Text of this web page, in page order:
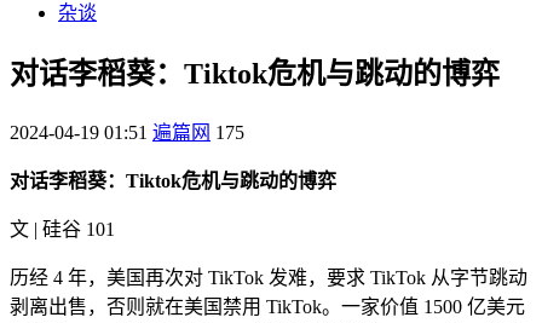
杂谈
​对话李稻葵：Tiktok危机与跳动的博弈
2024-04-19 01:51 遍篇网 175
对话李稻葵：Tiktok危机与跳动的博弈
文 | 硅谷 101
历经 4 年，美国再次对 TikTok 发难，要求 TikTok 从字节跳动
剥离出售，否则就在美国禁用 TikTok。一家价值 1500 亿美元